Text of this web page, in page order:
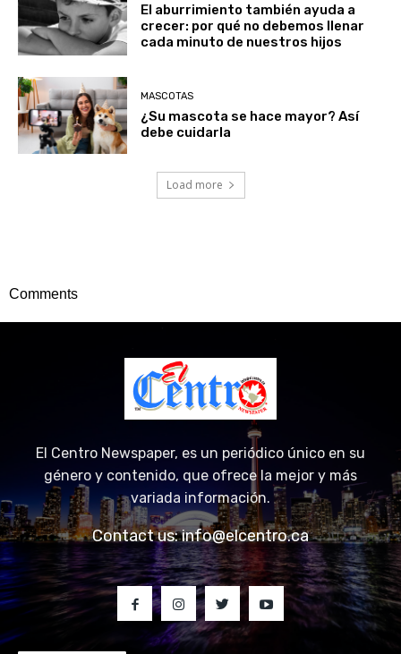
El aburrimiento también ayuda a
crecer: por qué no debemos llenar
cada minuto de nuestros hijos
MASCOTAS
¿Su mascota se hace mayor? Así
debe cuidarla
Load more
Comments
El Centro Newspaper, es un periódico único en su
género y contenido, que ofrece la mejor y más
variada información.
Contact us:info@elcentro.ca